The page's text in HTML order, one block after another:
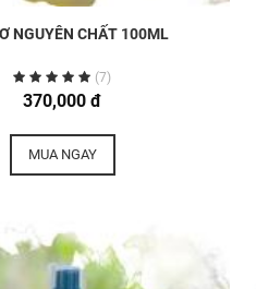
NGUYÊN CHẤT 100ML
(7)
370,000 đ
MUA NGAY